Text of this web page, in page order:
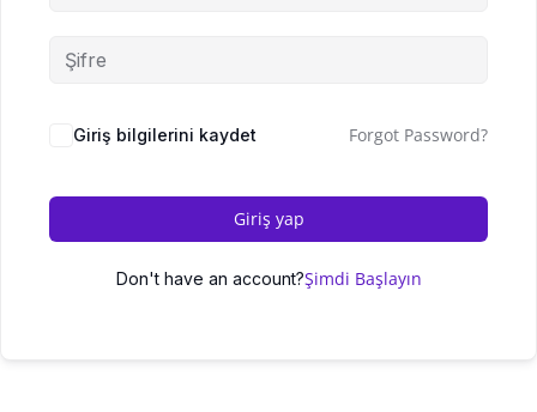
Giriş bilgilerini kaydet Forgot Password?
Giriş yap
Don't have an account?Şimdi Başlayın